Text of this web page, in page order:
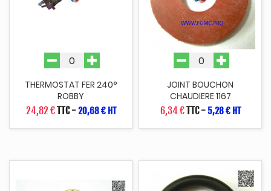
THERMOSTAT FER 240°
ROBBY
24,82 €TTC-20,68 € HT
JOINT BOUCHON
CHAUDIERE 1167
6,34 €TTC- 5,28 € HT